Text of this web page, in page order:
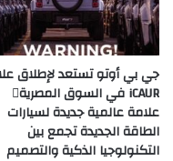
جي بي أوتو تستعد لإطلاق
iCAUR في السوق المصرية
علامة عالمية جديدة لسيارات
الطاقة الجديدة تجمع بين
التكنولوجيا الذكية والتصميم